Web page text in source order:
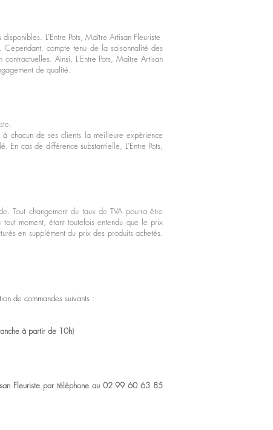
L'Entre Pots, Maître Artisan Fleuriste
compte tenu de la saisonnalité des
Ainsi, L'Entre Pots, Maître Artisan
de qualité.
chacun de ses clients la meilleure expérience
En cas de différence substantielle, L'Entre Pots,
Tout changement du taux de TVA pourra être
moment, étant toutefois entendu que le prix
en supplément du prix des produits achetés.
de commandes suivants :
à partir de 10h)
Fleuriste par téléphone au 02 99 60 63 85